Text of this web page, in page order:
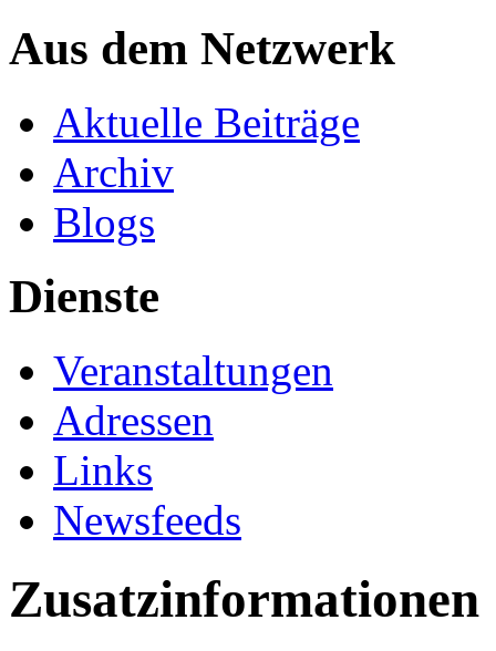
Aus dem Netzwerk
Aktuelle Beiträge
Archiv
Blogs
Dienste
Veranstaltungen
Adressen
Links
Newsfeeds
Zusatzinformationen